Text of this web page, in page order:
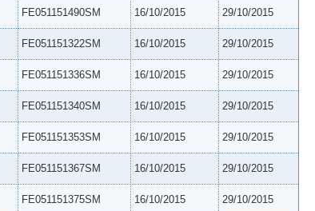
FE051151490SM 16/10/2015 29/10/2015
FE051151322SM 16/10/2015 29/10/2015
FE051151336SM 16/10/2015 29/10/2015
FE051151340SM 16/10/2015 29/10/2015
FE051151353SM 16/10/2015 29/10/2015
FE051151367SM 16/10/2015 29/10/2015
FE051151375SM 16/10/2015 29/10/2015